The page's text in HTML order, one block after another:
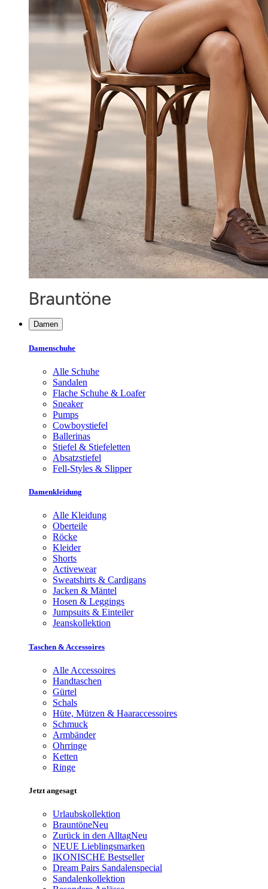
Damen
Damenschuhe
Alle Schuhe
Sandalen
Flache Schuhe & Loafer
Sneaker
Pumps
Cowboystiefel
Ballerinas
Stiefel & Stiefeletten
Absatzstiefel
Fell-Styles & Slipper
Damenkleidung
Alle Kleidung
Oberteile
Röcke
Kleider
Shorts
Activewear
Sweatshirts & Cardigans
Jacken & Mäntel
Hosen & Leggings
Jumpsuits & Einteiler
Jeanskollektion
Taschen & Accessoires
Alle Accessoires
Handtaschen
Gürtel
Schals
Hüte, Mützen & Haaraccessoires
Schmuck
Armbänder
Ohrringe
Ketten
Ringe
Jetzt angesagt
Urlaubskollektion
BrauntöneNeu
Zurück in den AlltagNeu
NEUE Lieblingsmarken
IKONISCHE Bestseller
Dream Pairs Sandalenspecial
Sandalenkollektion